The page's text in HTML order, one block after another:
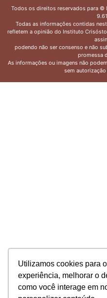
Utilizamos cookies para
experiência, melhorar o
como você interage em
Todos os direitos reservados para ©
Todas as informações contidas
refletem a opinião do Instituto
podendo não ser consenso e não
promessa
As informações ou imagens não
sem